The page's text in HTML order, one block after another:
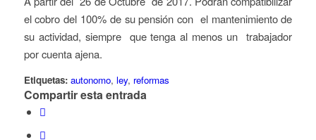
el cobro del 100% de su pensión con el mantenimiento de
su actividad, siempre que tenga al menos un trabajador
por cuenta ajena.
Etiquetas: autonomo, ley, reformas
Compartir esta entrada